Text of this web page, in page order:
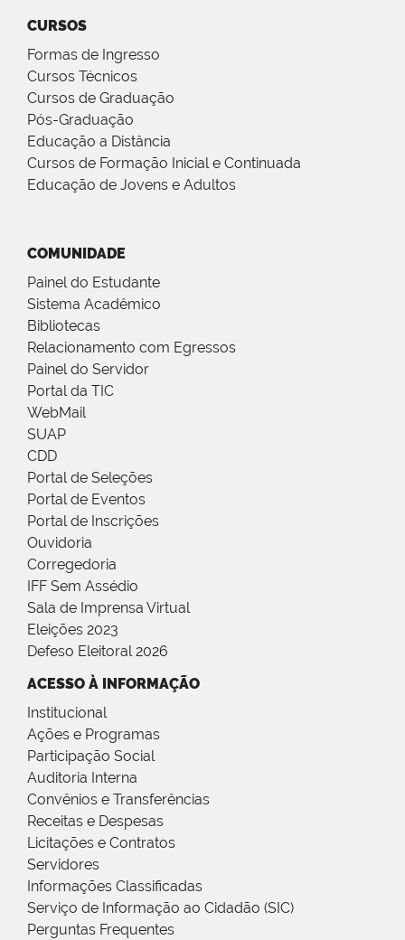
CURSOS
Formas de Ingresso
Cursos Técnicos
Cursos de Graduação
Pós-Graduação
Educação a Distância
Cursos de Formação Inicial e Continuada
Educação de Jovens e Adultos
COMUNIDADE
Painel do Estudante
Sistema Acadêmico
Bibliotecas
Relacionamento com Egressos
Painel do Servidor
Portal da TIC
WebMail
SUAP
CDD
Portal de Seleções
Portal de Eventos
Portal de Inscrições
Ouvidoria
Corregedoria
IFF Sem Assédio
Sala de Imprensa Virtual
Eleições 2023
Defeso Eleitoral 2026
ACESSO À INFORMAÇÃO
Institucional
Ações e Programas
Participação Social
Auditoria Interna
Convênios e Transferências
Receitas e Despesas
Licitações e Contratos
Servidores
Informações Classificadas
Serviço de Informação ao Cidadão (SIC)
Perguntas Frequentes